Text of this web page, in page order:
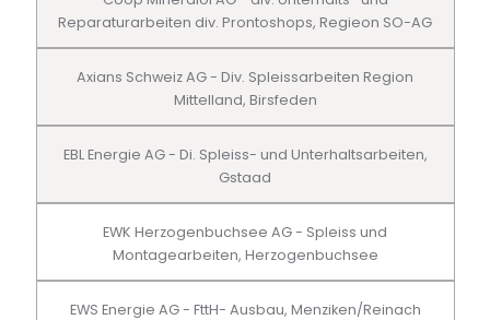
Reparaturarbeiten div. Prontoshops, Regieon SO-AG
Axians Schweiz AG - Div. Spleissarbeiten Region
Mittelland, Birsfeden
EBL Energie AG - Di. Spleiss- und Unterhaltsarbeiten,
Gstaad
EWK Herzogenbuchsee AG - Spleiss und
Montagearbeiten, Herzogenbuchsee
EWS Energie AG - FttH- Ausbau, Menziken/Reinach